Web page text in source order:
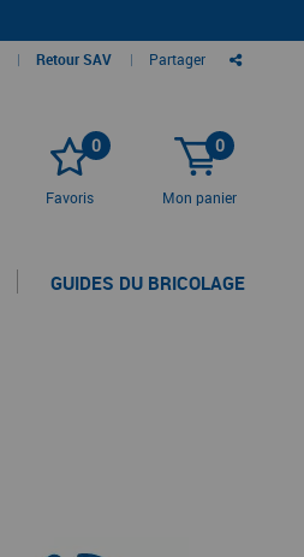
| Retour SAV | Partager
0
Favoris
0
Mon panier
GUIDES DU BRICOLAGE